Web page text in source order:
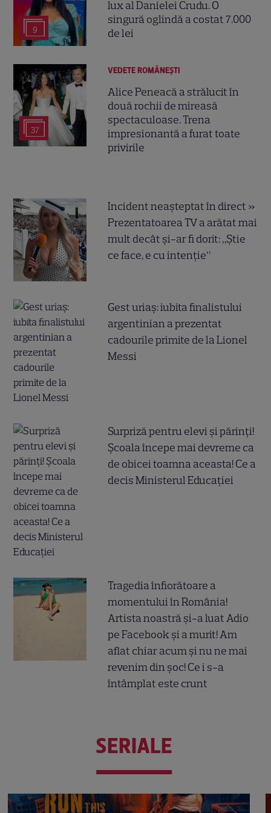
9
lux al Danielei Crudu. O
singură oglindă a costat 7.000
de lei
37
VEDETE ROMÂNEŞTI
Alice Peneacă a strălucit în
două rochii de mireasă
spectaculoase. Trena
impresionantă a furat toate
privirile
Incident neașteptat în direct »
Prezentatoarea TV a arătat mai
mult decât și-ar fi dorit: „Știe
ce face, e cu intenție”
Gest uriaș: iubita finalistului
argentinian a prezentat
cadourile primite de la Lionel
Messi
Surpriză pentru elevi și părinți!
Școala începe mai devreme ca
de obicei toamna aceasta! Ce a
decis Ministerul Educației
Tragedia înfiorătoare a
momentului în România!
Artista noastră și-a luat Adio
pe Facebook și a murit! Am
aflat chiar acum și nu ne mai
revenim din șoc! Ce i s-a
întâmplat este crunt
SERIALE